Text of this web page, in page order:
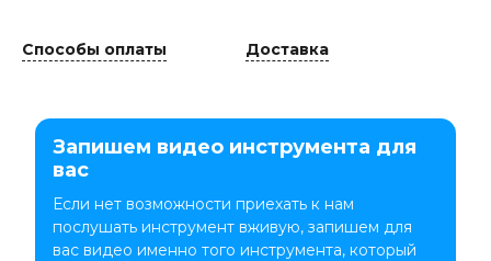
Способы оплаты Доставка
Запишем видео инструмента для
вас
Если нет возможности приехать к нам
послушать инструмент вживую, запишем для
вас видео именно того инструмента, который